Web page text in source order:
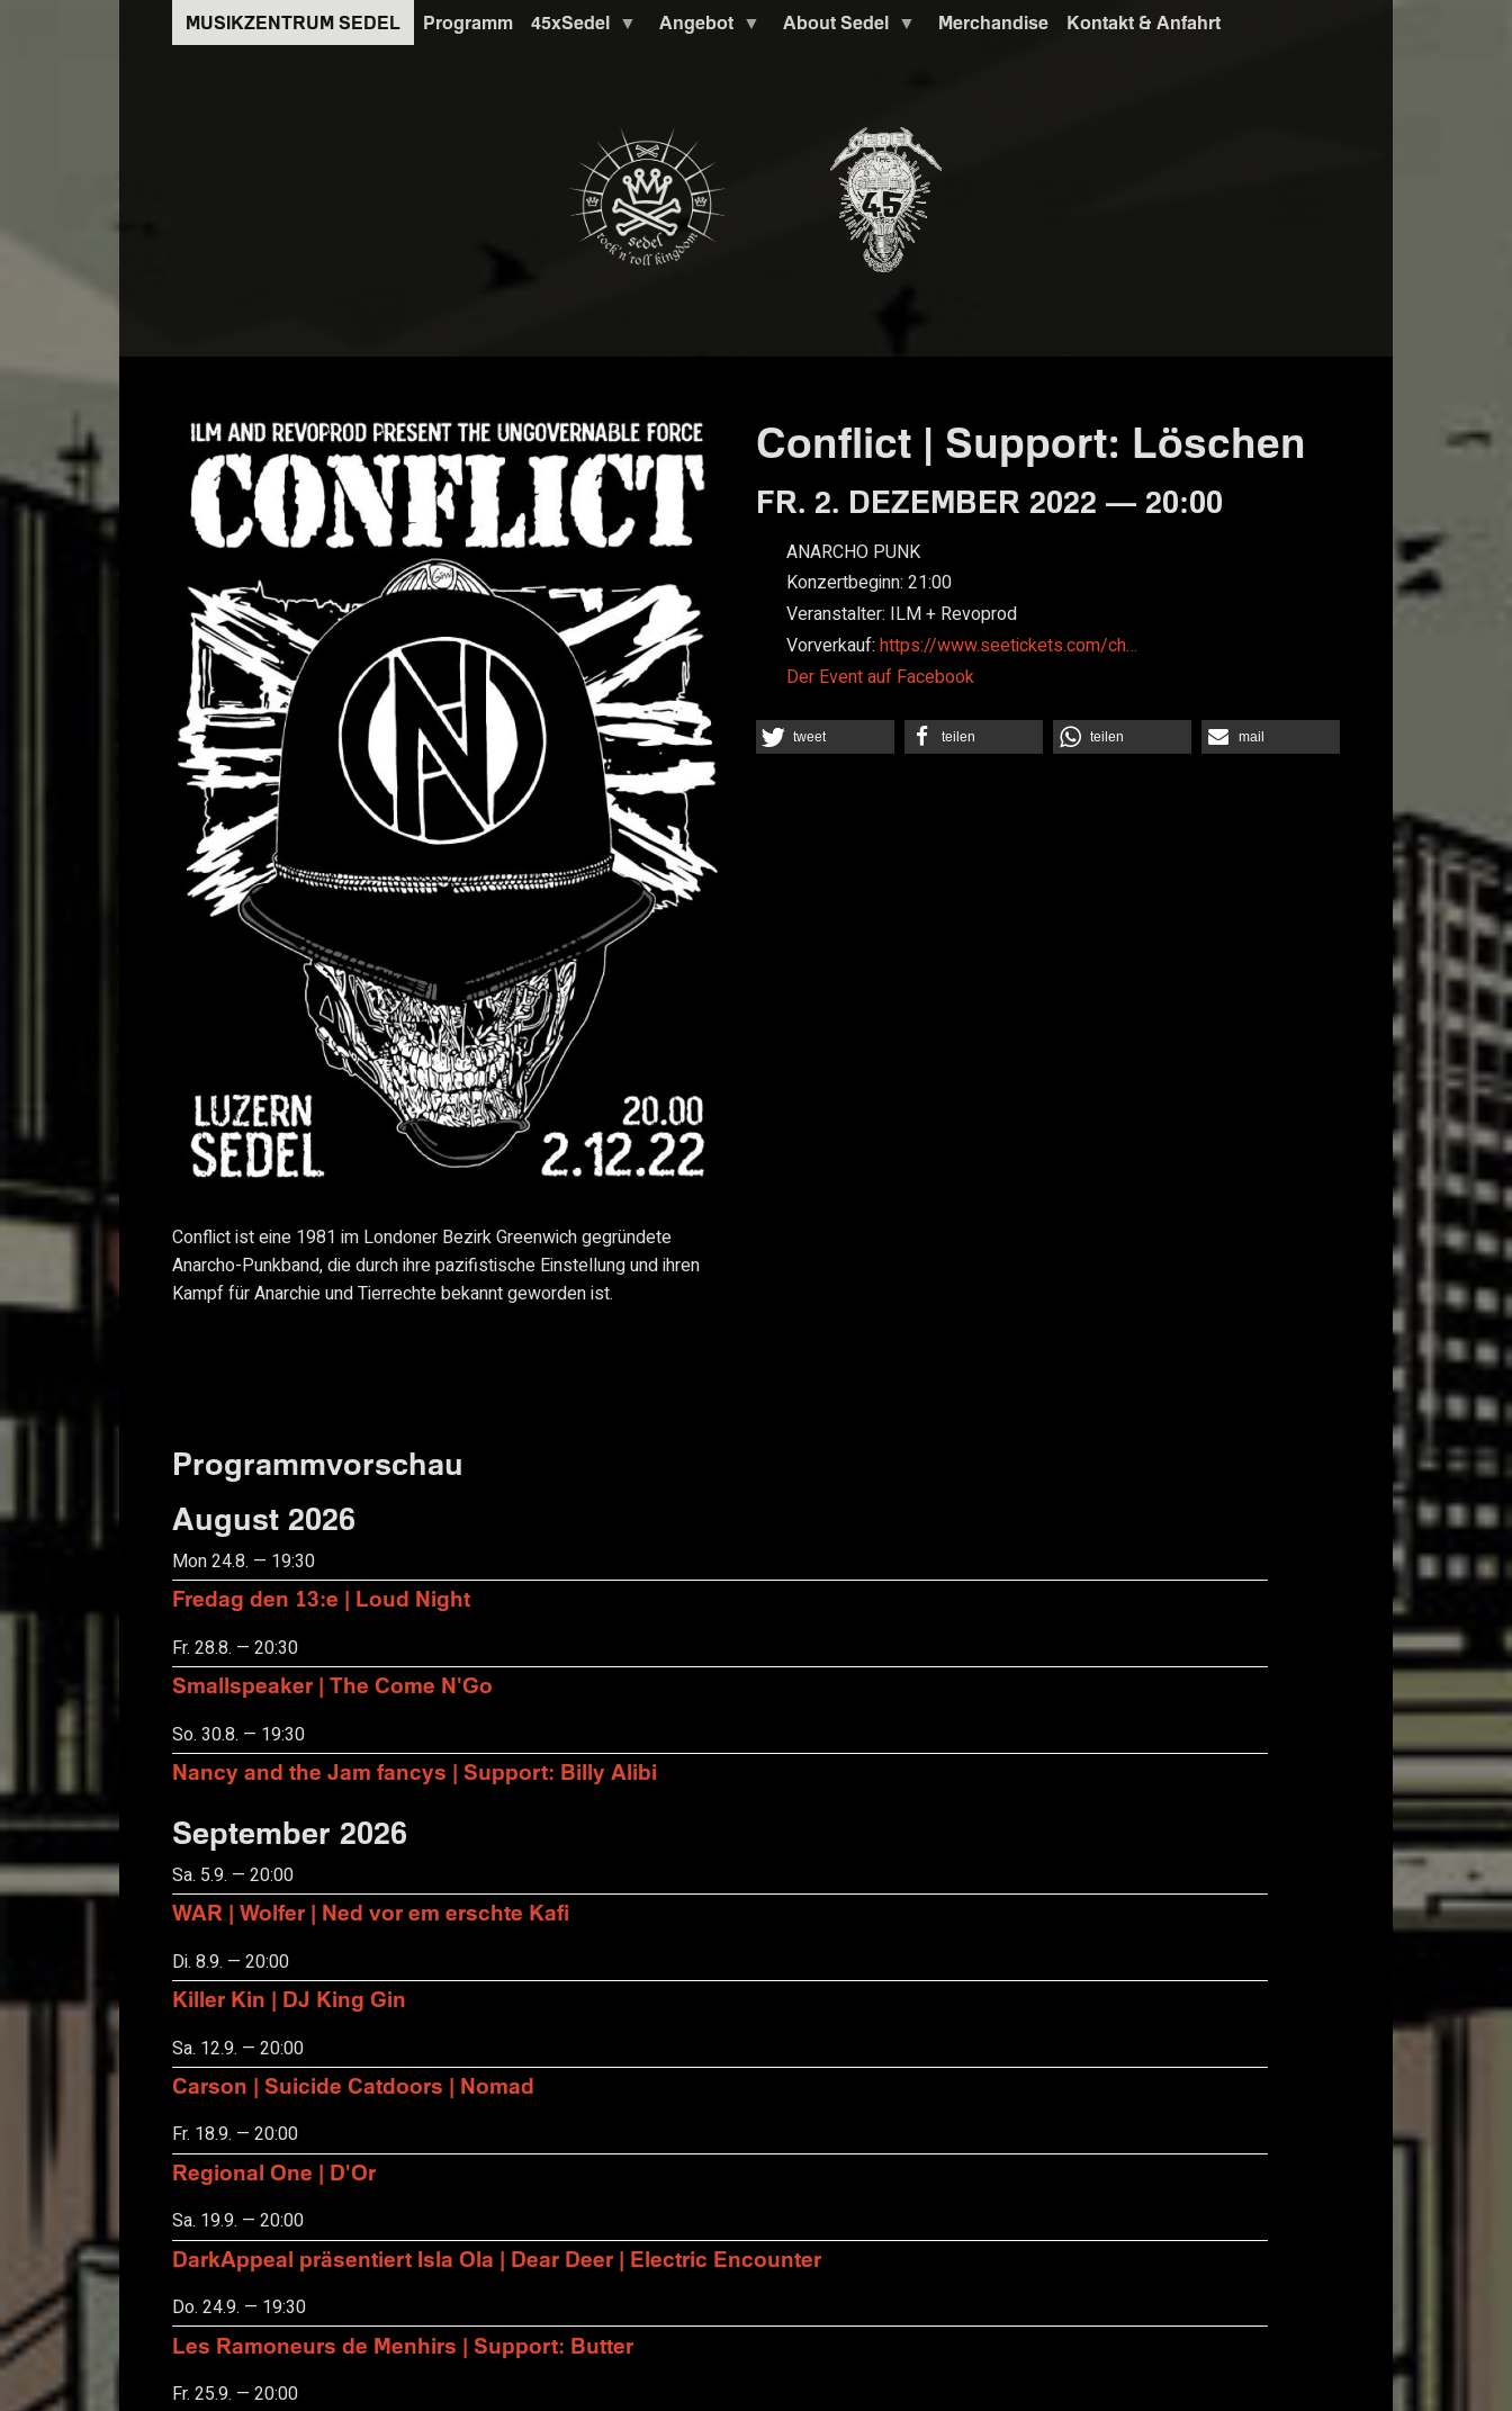
Programm 45xSedel Angebot About Sedel Merchandise Kontakt & Anfahrt
Conflict | Support: Löschen
FR. 2. DEZEMBER 2022 — 20:00
ANARCHO PUNK
Konzertbeginn: 21:00
Veranstalter: ILM + Revoprod
Vorverkauf: https://www.seetickets.com/ch…
Der Event auf Facebook
tweet teilen teilen mail
Conflict ist eine 1981 im Londoner Bezirk Greenwich gegründete
Anarcho-Punkband, die durch ihre pazifistische Einstellung und ihren
Kampf für Anarchie und Tierrechte bekannt geworden ist.
Programmvorschau
August 2026
Mon 24.8. — 19:30
Fredag den 13:e | Loud Night
Fr. 28.8. — 20:30
Smallspeaker | The Come N'Go
So. 30.8. — 19:30
Nancy and the Jam fancys | Support: Billy Alibi
September 2026
Sa. 5.9. — 20:00
WAR | Wolfer | Ned vor em erschte Kafi
Di. 8.9. — 20:00
Killer Kin | DJ King Gin
Sa. 12.9. — 20:00
Carson | Suicide Catdoors | Nomad
Fr. 18.9. — 20:00
Regional One | D'Or
Sa. 19.9. — 20:00
DarkAppeal präsentiert Isla Ola | Dear Deer | Electric Encounter
Do. 24.9. — 19:30
Les Ramoneurs de Menhirs | Support: Butter
Fr. 25.9. — 20:00